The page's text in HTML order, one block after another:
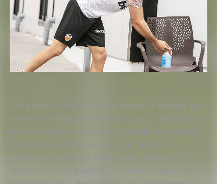
Los primeros días todo era nuevo: la llegada por
tramos horarios, la distribución por campos, los
recorridos diferenciados, el trabajo en solitario,
las medidas de prevención que marca el
protocolo de LaLiga, la distancia social, las